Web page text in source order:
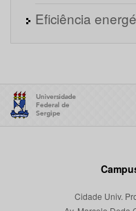
Eficiência
Cidade Univ.